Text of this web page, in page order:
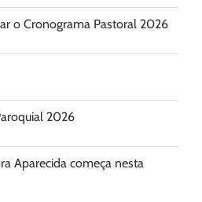
o Cronograma Pastoral 2026
2026
Aparecida começa nesta